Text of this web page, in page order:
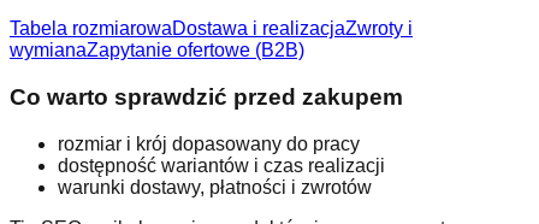
Tabela rozmiarowaDostawa i realizacjaZwroty i
wymianaZapytanie ofertowe (B2B)
Co warto sprawdzić przed zakupem
rozmiar i krój dopasowany do pracy
dostępność wariantów i czas realizacji
warunki dostawy, płatności i zwrotów